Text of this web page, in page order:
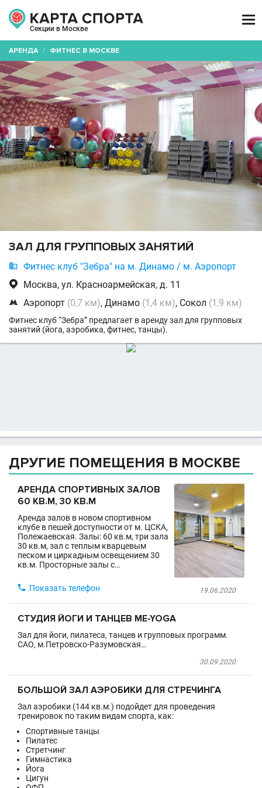
Секции в Москве

АРЕНДА / ФИТНЕС В МОСКВЕ
ЗАЛ ДЛЯ ГРУППОВЫХ ЗАНЯТИЙ
 Фитнес клуб "Зебра" на м. Динамо / м. Аэропорт
 Москва, ул. Красноармейская, д. 11
 Аэропорт (0,7 км), Динамо (1,4 км), Сокол (1,9 км)
Фитнес клуб “Зебра” предлагает в аренду зал для групповых
занятий (йога, аэробика, фитнес, танцы).
ДРУГИЕ ПОМЕЩЕНИЯ В МОСКВЕ
АРЕНДА СПОРТИВНЫХ ЗАЛОВ
60 КВ.М, 30 КВ.М
Аренда залов в новом спортивном
клубе в пешей доступности от м. ЦСКА,
Полежаевская. Залы: 60 кв.м, три зала
30 кв.м, зал с теплым кварцевым
песком и циркадным освещением 30
кв.м. Просторные залы с…
19.06.2020
 Показать телефон
СТУДИЯ ЙОГИ И ТАНЦЕВ ME-YOGA
Зал для йоги, пилатеса, танцев и групповых программ.
САО, м.Петровско-Разумовская…
30.09.2020
БОЛЬШОЙ ЗАЛ АЭРОБИКИ ДЛЯ СТРЕЧИНГА
Зал аэробики (144 кв.м.) подойдет для проведения
тренировок по таким видам спорта, как:
Спортивные танцы
Пилатес
Стретчинг
Гимнастика
Йога
Цигун